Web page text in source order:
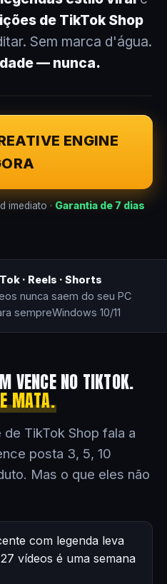
de TikTok Shop
Sem marca d'água.
— nunca.
ENGINE
imediato · Garantia de 7 dias
· Reels · Shorts
nunca saem do seu PC
sempreWindows 10/11
VENCE NO TIKTOK.
MATA.
TikTok Shop fala a
posta 3, 5, 10
Mas o que eles não
com legenda leva
vídeos é uma semana